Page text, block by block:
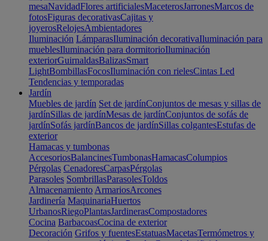
mesaNavidadFlores artificialesMaceterosJarronesMarcos de
fotosFiguras decorativasCajitas y
joyerosRelojesAmbientadores
Iluminación LámparasIluminación decorativaIluminación para
mueblesIluminación para dormitorioIluminación
exteriorGuirnaldasBalizasSmart
LightBombillasFocosIluminación con rielesCintas Led
Tendencias y temporadas
Jardín
Muebles de jardín Set de jardínConjuntos de mesas y sillas de
jardínSillas de jardínMesas de jardínConjuntos de sofás de
jardínSofás jardínBancos de jardínSillas colgantesEstufas de
exterior
Hamacas y tumbonas
AccesoriosBalancinesTumbonasHamacasColumpios
Pérgolas CenadoresCarpasPérgolas
Parasoles SombrillasParasolesToldos
Almacenamiento ArmariosArcones
Jardinería MaquinariaHuertos
UrbanosRiegoPlantasJardinerasCompostadores
Cocina BarbacoasCocina de exterior
Decoración Grifos y fuentesEstatuasMacetasTermómetros y